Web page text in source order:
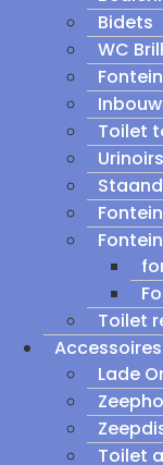
Bidets
WC
Toilet
Urinoirs
Toilet
Accessoires
Lade
Toilet